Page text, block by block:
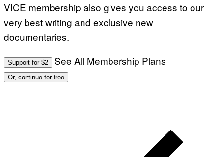
VICE membership also gives you access to our
very best writing and exclusive new
documentaries.
Support for $2 See All Membership Plans
Or, continue for free